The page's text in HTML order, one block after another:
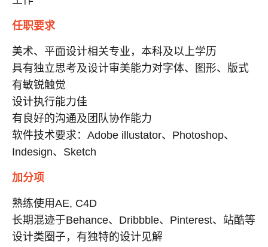
任职要求
美术、平面设计相关专业，本科及以上学历
具有独立思考及设计审美能力对字体、图形、版式
有敏锐触觉
设计执行能力佳
有良好的沟通及团队协作能力
软件技术要求：Adobe illustator、Photoshop、
Indesign、Sketch
加分项
熟练使用AE, C4D
长期混迹于Behance、Dribbble、Pinterest、站酷等
设计类圈子，有独特的设计见解